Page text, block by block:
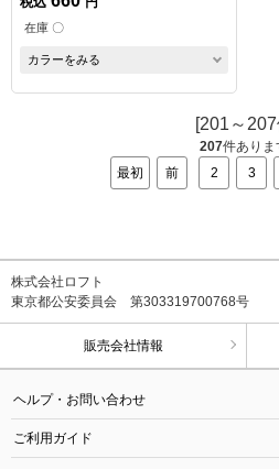
在庫 〇
カラーをみる
[201～207
207件ありま
最初
前 2 3
株式会社ロフト
東京都公安委員会 第303319700768号
販売会社情報
ヘルプ・お問い合わせ
ご利用ガイド